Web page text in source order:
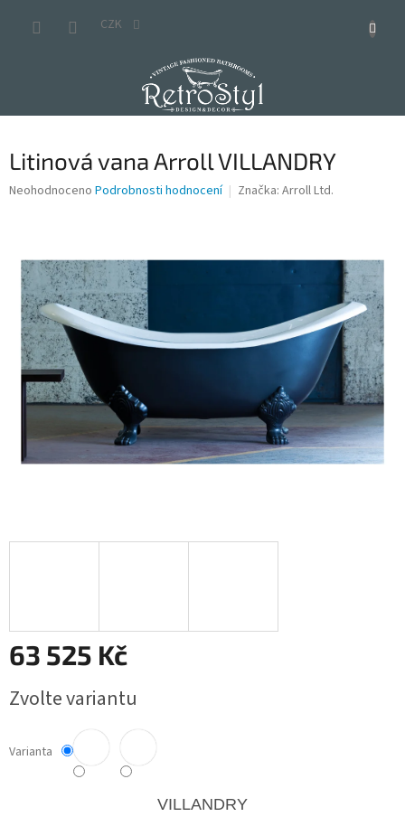
CZK
Litinová vana Arroll VILLANDRY
Průměrné
0,0
hvězdiček.
Neohodnoceno Podrobnosti hodnocení Značka: Arroll Ltd.
63 525 Kč
cena:
Zvolte variantu
Varianta
VILLANDRY